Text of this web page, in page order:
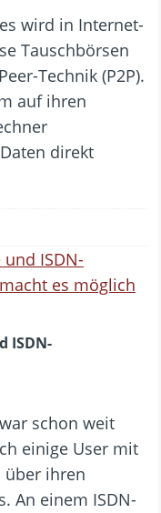
wird in Internet-
Tauschbörsen
Technik (P2P).
auf ihren
direkt
ISDN-
schon weit
einige User mit
über ihren
An einem ISDN-